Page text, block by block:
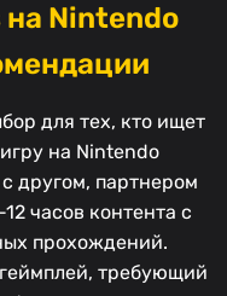
на Nintendo
для тех, кто ищет
на Nintendo
другом, партнером
часов контента с
прохождений.
требующий